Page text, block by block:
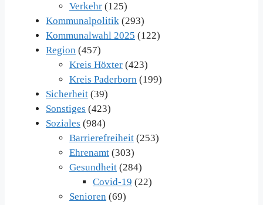
Verkehr (125)
Kommunalpolitik (293)
Kommunalwahl 2025 (122)
Region (457)
Kreis Höxter (423)
Kreis Paderborn (199)
Sicherheit (39)
Sonstiges (423)
Soziales (984)
Barrierefreiheit (253)
Ehrenamt (303)
Gesundheit (284)
Covid-19 (22)
Senioren (69)